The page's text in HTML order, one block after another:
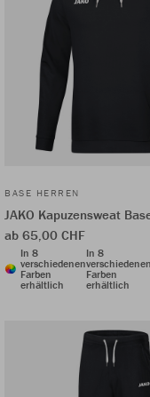
BASE HERREN
JAKO Kapuzensweat
ab 65,00 CHF
In 8
verschiedenen
Farben
erhältlich
In 8
Farben
erhältlich